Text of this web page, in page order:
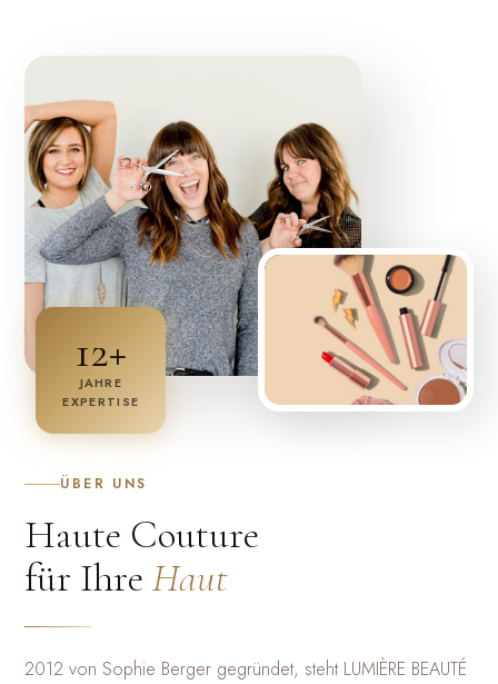
12+
JAHRE
EXPERTISE
ÜBER UNS
Haute Couture
für IhreHaut
2012 von Sophie Berger gegründet, steht LUMIÈRE BEAUTÉ